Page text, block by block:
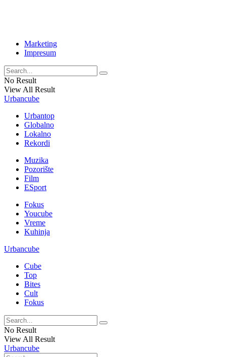
Marketing
Impresum
No Result
View All Result
Urbancube
Urbantop
Globalno
Lokalno
Rekordi
Muzika
Pozorište
Film
ESport
Fokus
Youcube
Vreme
Kuhinja
Urbancube
Cube
Top
Bites
Cult
Fokus
No Result
View All Result
Urbancube